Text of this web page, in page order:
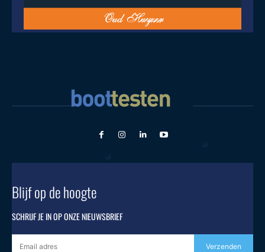
Blijf op de hoogte
SCHRIJF JE IN OP ONZE NIEUWSBRIEF
Verzenden